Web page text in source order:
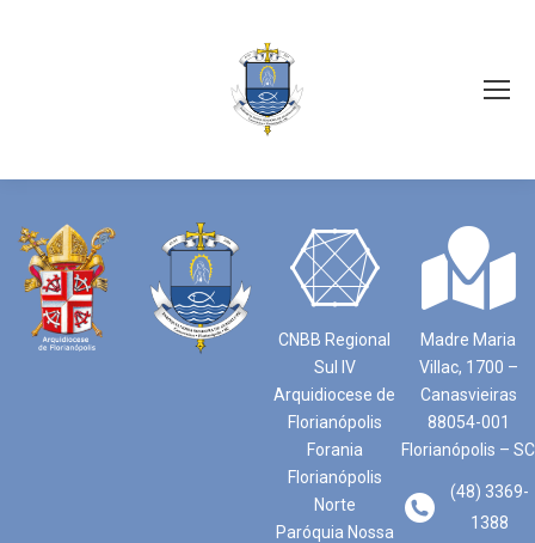
CNBB Regional
Sul IV
Arquidiocese de
Florianópolis
Forania
Florianópolis
Norte
Paróquia Nossa
Madre Maria
Villac, 1700 –
Canasvieiras
88054-001
Florianópolis – SC
(48) 3369-
1388